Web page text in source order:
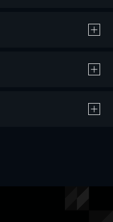
ド決済による作品の購入 / レンタルです。
/ レンタルは、20％のポイント還元です。